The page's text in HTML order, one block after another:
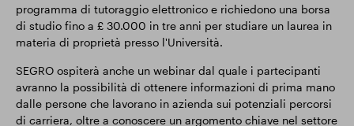
programma di tutoraggio elettronico e richiedono una borsa
di studio fino a £ 30.000 in tre anni per studiare un laurea in
materia di proprietà presso l'Università.
SEGRO ospiterà anche un webinar dal quale i partecipanti
avranno la possibilità di ottenere informazioni di prima mano
dalle persone che lavorano in azienda sui potenziali percorsi
di carriera, oltre a conoscere un argomento chiave nel settore